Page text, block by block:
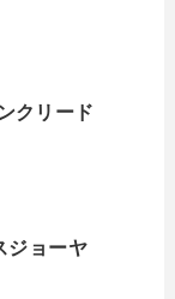
クリード
ジョーヤ